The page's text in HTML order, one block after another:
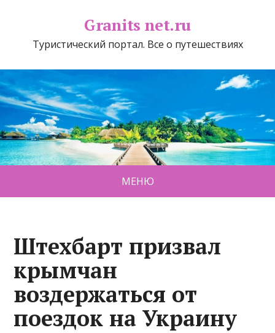
Granits net.ru
Туристический портал. Все о путешествиях
МЕНЮ
Штехбарт призвал
крымчан
воздержаться от
поездок на Украину